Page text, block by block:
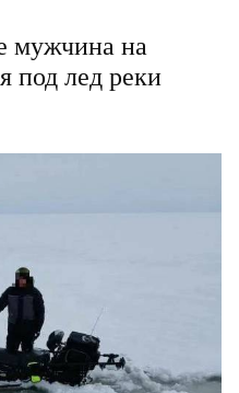
мужчина на
под лед реки